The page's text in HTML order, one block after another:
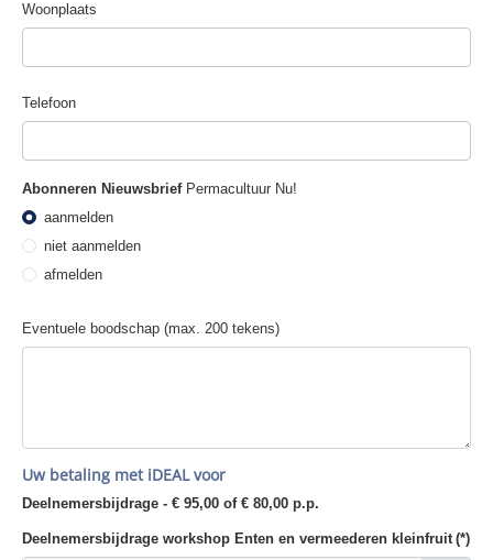
Woonplaats
Telefoon
Abonneren NieuwsbriefPermacultuur Nu!
aanmelden
niet aanmelden
afmelden
Eventuele boodschap (max. 200 tekens)
Uw betaling met iDEALvoor
Deelnemersbijdrage - € 95,00 of € 80,00 p.p.
Deelnemersbijdrage workshop Enten en vermeederen kleinfruit (*)